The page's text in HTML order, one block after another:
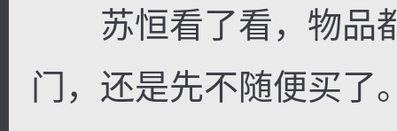
苏恒看了看，物品
门，还是先不随便买了